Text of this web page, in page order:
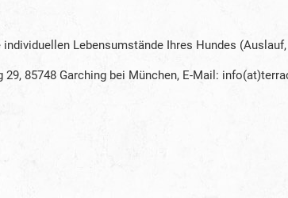
Lebensumstände Ihres Hundes
29, 85748 Garching bei München, E-Mail: